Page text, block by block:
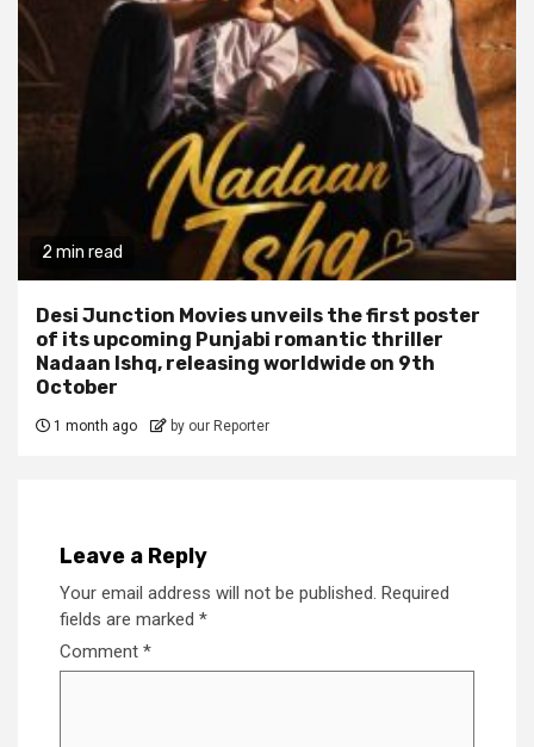
2 min read
Desi Junction Movies unveils the first poster
of its upcoming Punjabi romantic thriller
Nadaan Ishq, releasing worldwide on 9th
October
1 month ago by our Reporter
Leave a Reply
Your email address will not be published. Required
fields are marked *
Comment *